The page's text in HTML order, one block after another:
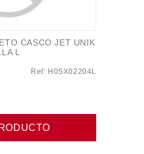
CASCO JET UNIK
L
Ref: H0SX02204L